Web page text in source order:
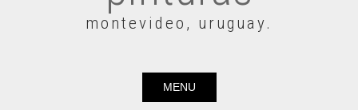
montevideo, uruguay.
MENU